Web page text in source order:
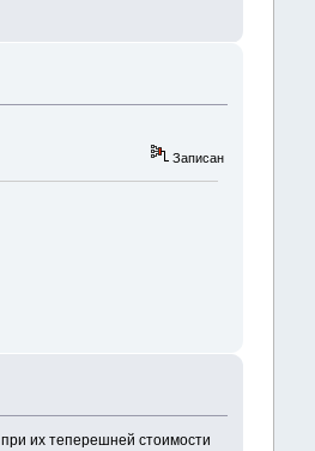
Записан
их теперешней стоимости